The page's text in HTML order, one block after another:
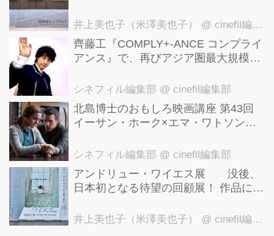
洋美術館にて9月23日まで開催中！
井上美也子（米澤美也子） @ cinefil編集部
齊藤工『COMPLY+-ANCE コンプライ
アンス』で、再びアジア圏最大規模の
ナショナル・パノラマ部門"に正式招
シネフィル編集部 @ cinefil編集部
北島博士のおもしろ映画講座 第43回
イーサン・ホーク×エマ・ワトソン。
基づく衝撃のサスペンス『リグレッシ
シネフィル編集部 @ cinefil編集部
アンドリュー・ワイエス展 没後、
日本初となる待望の回顧展！ 作品に描
界を描く 豊田市美術館にて7月18日か
井上美也子（米澤美也子） @ cinefil編集部